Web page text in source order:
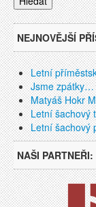
NEJNOVĚJŠÍ
Letní
Jsme zpátky…
Matyáš Hokr
Letní šachový
Letní šachový
NAŠI PARTNEŘI: